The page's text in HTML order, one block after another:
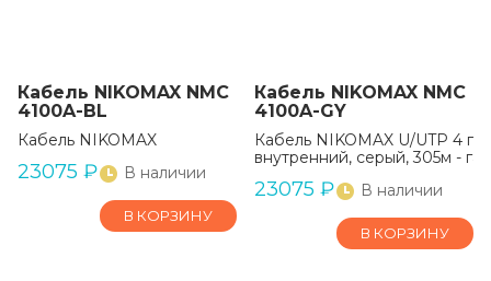
Кабель NIKOMAX NMC
4100A-BL
Кабель NIKOMAX
23075 ₽ В наличии
В КОРЗИНУ
Кабель NIKOMAX NMC
4100A-GY
Кабель NIKOMAX U/UTP 4
внутренний, серый, 305м -
23075 ₽ В наличии
В КОРЗИНУ